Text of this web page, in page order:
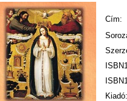
Cím:
Kiadó: